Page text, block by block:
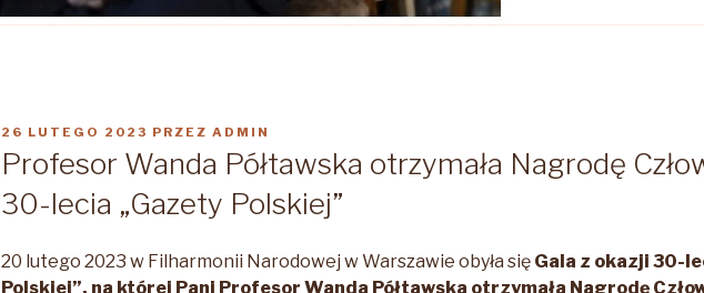
OPUBLIKOWANE
26 LUTEGO 2023 PRZEZ ADMIN
Profesor Wanda Półtawska otrzymała Nagrodę
30-lecia „Gazety Polskiej”
20 lutego 2023 w Filharmonii Narodowej w Warszawie obyła się Gala z okazji 30-
Polskiej”, na której Pani Profesor Wanda Półtawska otrzymała Nagrodę